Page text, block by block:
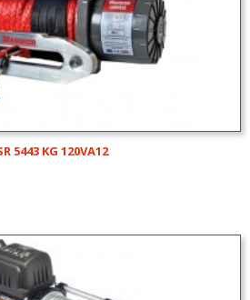
5443 KG 120VA12